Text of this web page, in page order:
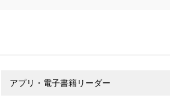
アプリ・電子書籍リーダー